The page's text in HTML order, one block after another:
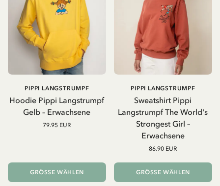
Hoodie Pippi Langstrumpf
Gelb – Erwachsene
PIPPI LANGSTRUMPF
79.95 EUR
GRÖSSE WÄHLEN
Sweatshirt Pippi
Langstrumpf The World's
Strongest Girl –
Erwachsene
PIPPI LANGSTRUMPF
86.90 EUR
GRÖSSE WÄHLEN